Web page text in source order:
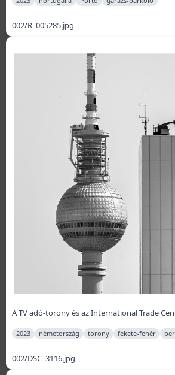
002/R_005285.jpg
A TV adó-torony és az International Trade
2023 németország torony fekete-fehér
002/DSC_3116.jpg